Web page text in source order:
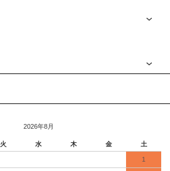
2026年8月
火 水 木 金 土
1